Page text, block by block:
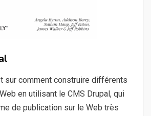
sur comment construire différents
en utilisant le CMS Drupal, qui
de publication sur le Web très